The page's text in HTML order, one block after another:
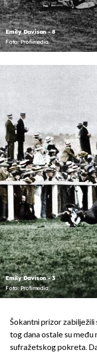
Emily Davison - 8
Foto: Profimedia
Emily Davison - 3
Foto: Profimedia
Šokantni prizor
tog dana ostale su
sufražetskog pokreta.